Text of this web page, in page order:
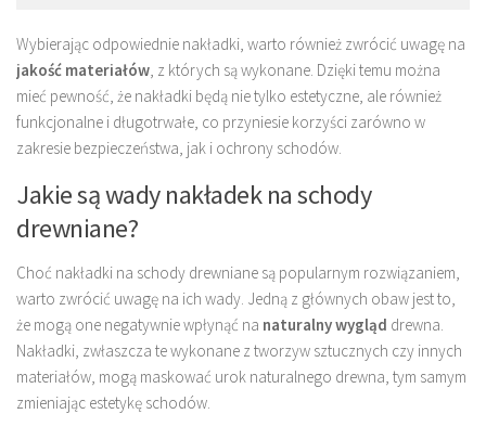
Wybierając odpowiednie nakładki, warto również zwrócić uwagę na
jakość materiałów , z których są wykonane. Dzięki temu można
mieć pewność, że nakładki będą nie tylko estetyczne, ale również
funkcjonalne i długotrwałe, co przyniesie korzyści zarówno w
zakresie bezpieczeństwa, jak i ochrony schodów.
Jakie są wady nakładek na schody
drewniane?
Choć nakładki na schody drewniane są popularnym rozwiązaniem,
warto zwrócić uwagę na ich wady. Jedną z głównych obaw jest to,
że mogą one negatywnie wpłynąć na naturalny wygląd drewna.
Nakładki, zwłaszcza te wykonane z tworzyw sztucznych czy innych
materiałów, mogą maskować urok naturalnego drewna, tym samym
zmieniając estetykę schodów.